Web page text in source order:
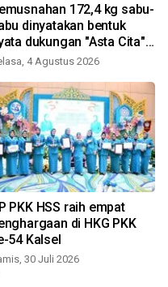
172,4 kg sabu-
dinyatakan bentuk
dukungan "Asta Cita"
4 Agustus 2026
PKK HSS raih empat
di HKG PKK
54 Kalsel
30 Juli 2026